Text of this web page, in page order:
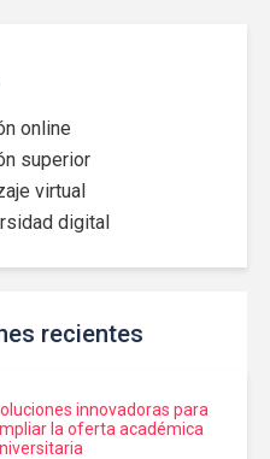
online
superior
virtual
digital
recientes
innovadoras para
la oferta académica